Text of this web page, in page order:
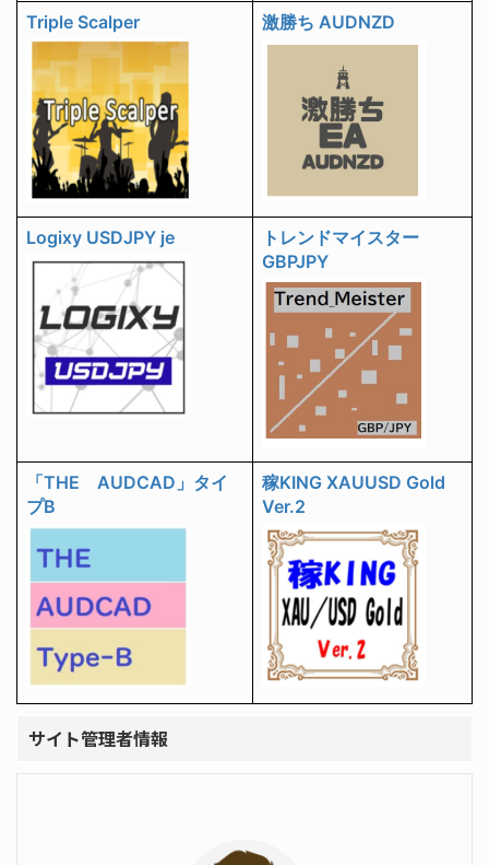
Triple Scalper 激勝ち AUDNZD
Logixy USDJPY je
トレンドマイスター
GBPJPY
「THE AUDCAD」タイ
プB
稼KING XAUUSD Gold
Ver.2
サイト管理者情報